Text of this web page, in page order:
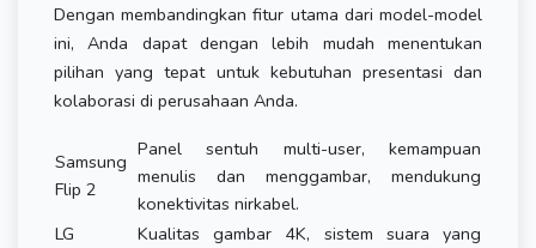
Dengan membandingkan fitur utama dari model-model
ini, Anda dapat dengan lebih mudah menentukan
pilihan yang tepat untuk kebutuhan presentasi dan
kolaborasi di perusahaan Anda.
Samsung
Flip 2
Panel sentuh multi-user, kemampuan
menulis dan menggambar, mendukung
konektivitas nirkabel.
LG
Kualitas gambar 4K, sistem suara yang